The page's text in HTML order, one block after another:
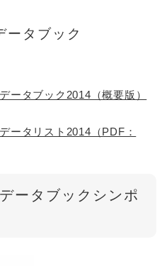
ータブック
ータブック2014（概要版）
ータリスト2014（PDF：
ータブックシンポ